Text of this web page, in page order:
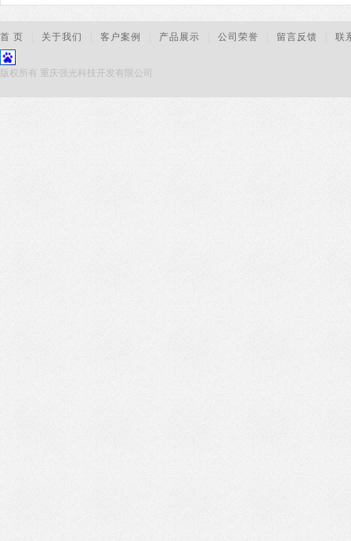
首 页 关于我们 客户案例 产品展示 公司荣誉 留言反馈 联
版权所有 重庆强光科技开发有限公司